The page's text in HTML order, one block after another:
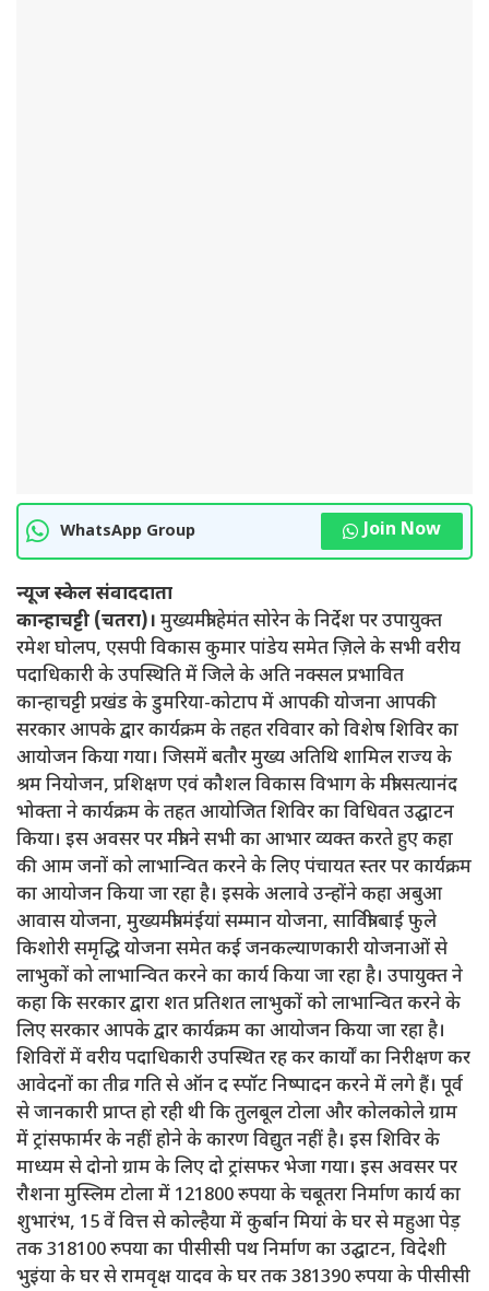
WhatsApp Group Join Now
न्यूज स्केल संवाददाता
कान्हाचट्टी (चतरा)। मुख्यमंत्री हेमंत सोरेन के निर्देश पर उपायुक्त
रमेश घोलप, एसपी विकास कुमार पांडेय समेत ज़िले के सभी वरीय
पदाधिकारी के उपस्थिति में जिले के अति नक्सल प्रभावित
कान्हाचट्टी प्रखंड के डुमरिया-कोटाप में आपकी योजना आपकी
सरकार आपके द्वार कार्यक्रम के तहत रविवार को विशेष शिविर का
आयोजन किया गया। जिसमें बतौर मुख्य अतिथि शामिल राज्य के
श्रम नियोजन, प्रशिक्षण एवं कौशल विकास विभाग के मंत्री सत्यानंद
भोक्ता ने कार्यक्रम के तहत आयोजित शिविर का विधिवत उद्घाटन
किया। इस अवसर पर मंत्री ने सभी का आभार व्यक्त करते हुए कहा
की आम जनों को लाभान्वित करने के लिए पंचायत स्तर पर कार्यक्रम
का आयोजन किया जा रहा है। इसके अलावे उन्होंने कहा अबुआ
आवास योजना, मुख्यमंत्री मंईयां सम्मान योजना, सावित्री बाई फुले
किशोरी समृद्धि योजना समेत कई जनकल्याणकारी योजनाओं से
लाभुकों को लाभान्वित करने का कार्य किया जा रहा है। उपायुक्त ने
कहा कि सरकार द्वारा शत प्रतिशत लाभुकों को लाभान्वित करने के
लिए सरकार आपके द्वार कार्यक्रम का आयोजन किया जा रहा है।
शिविरों में वरीय पदाधिकारी उपस्थित रह कर कार्यों का निरीक्षण कर
आवेदनों का तीव्र गति से ऑन द स्पॉट निष्पादन करने में लगे हैं। पूर्व
से जानकारी प्राप्त हो रही थी कि तुलबूल टोला और कोलकोले ग्राम
में ट्रांसफार्मर के नहीं होने के कारण विद्युत नहीं है। इस शिविर के
माध्यम से दोनो ग्राम के लिए दो ट्रांसफर भेजा गया। इस अवसर पर
रौशना मुस्लिम टोला में 121800 रुपया के चबूतरा निर्माण कार्य का
शुभारंभ, 15 वें वित्त से कोल्हैया में कुर्बान मियां के घर से महुआ पेड़
तक 318100 रुपया का पीसीसी पथ निर्माण का उद्घाटन, विदेशी
भुइंया के घर से रामवृक्ष यादव के घर तक 381390 रुपया के पीसीसी